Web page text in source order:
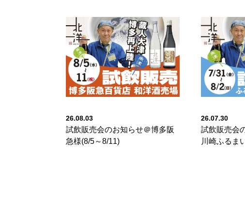
26.08.03
試飲販売会のお知らせ＠博多阪
急様(8/5～8/11)
26.07.30
試飲販売会
川崎ふるま